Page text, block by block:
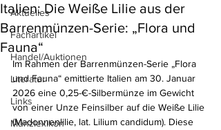
Aktuelles
Fachartikel
Handel/Auktionen
Literatur
Links
Münzlexikon
Italien: Die Weiße Lilie aus der
Barrenmünzen-Serie: „Flora und
Fauna“
Im Rahmen der Barrenmünzen-Serie „Flora
und Fauna“ emittierte Italien am 30. Januar
2026 eine 0,25-€-Silbermünze im Gewicht
von einer Unze Feinsilber auf die Weiße Lilie
(Madonnenlilie, lat. Lilium candidum). Diese